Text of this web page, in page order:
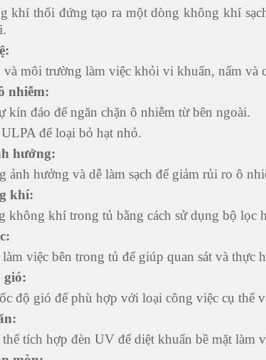
khí thổi đứng tạo ra một dòng không khí
môi trường làm việc khỏi vi khuẩn, nấm và
nhiễm:
kín đáo để ngăn chặn ô nhiễm từ bên ngoài.
để loại bỏ hạt nhỏ.
hưởng:
ảnh hưởng và dễ làm sạch để giảm rủi ro ô
khí:
không khí trong tủ bằng cách sử dụng bộ lọc
việc bên trong tủ để giúp quan sát và thực
gió:
độ gió để phù hợp với loại công việc cụ thể
tích hợp đèn UV để diệt khuẩn bề mặt làm